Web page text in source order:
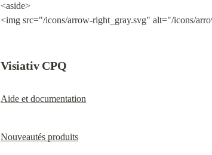
<aside>
<img src="/icons/arrow-right_gray.svg" alt="/icons/
Visiativ CPQ
Aide et documentation
Nouveautés produits